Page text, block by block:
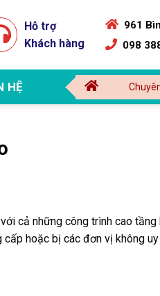
Hỗ trợ
Khách hàng
961
098
HỆ Chuyên thi công sữa
cả những công trình cao tầng
hoặc bị các đơn vị không